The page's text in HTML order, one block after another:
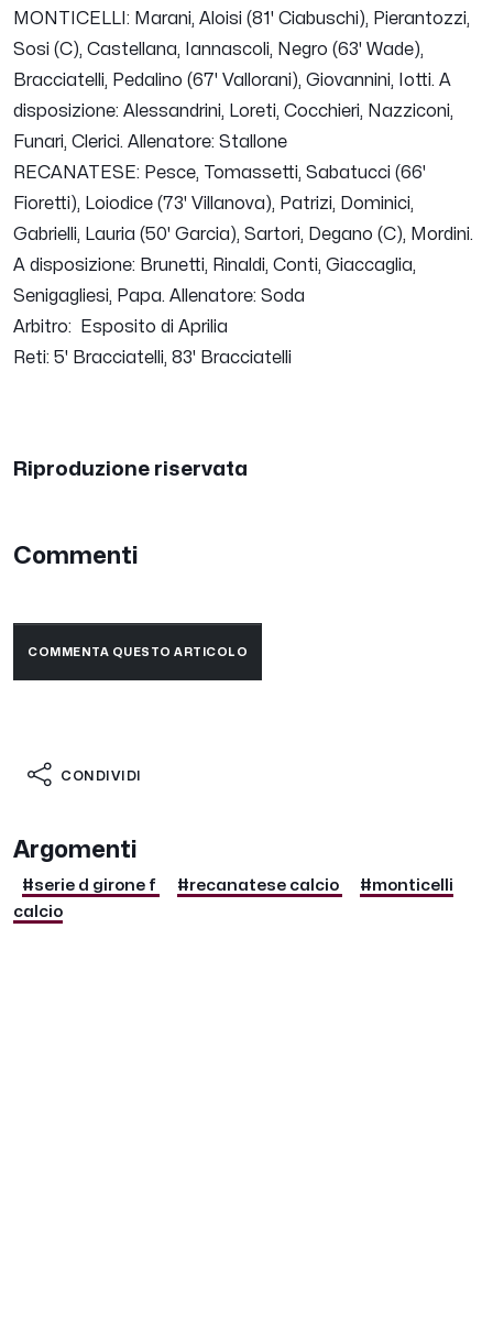
MONTICELLI: Marani, Aloisi (81' Ciabuschi), Pierantozzi,
Sosi (C), Castellana, Iannascoli, Negro (63' Wade),
Bracciatelli, Pedalino (67' Vallorani), Giovannini, Iotti. A
disposizione: Alessandrini, Loreti, Cocchieri, Nazziconi,
Funari, Clerici. Allenatore: Stallone
RECANATESE: Pesce, Tomassetti, Sabatucci (66'
Fioretti), Loiodice (73' Villanova), Patrizi, Dominici,
Gabrielli, Lauria (50' Garcia), Sartori, Degano (C), Mordini.
A disposizione: Brunetti, Rinaldi, Conti, Giaccaglia,
Senigagliesi, Papa. Allenatore: Soda
Arbitro: Esposito di Aprilia
Reti: 5' Bracciatelli, 83' Bracciatelli
Riproduzione riservata
Commenti
COMMENTA QUESTO ARTICOLO
CONDIVIDI
Argomenti
#serie d girone f #recanatese calcio
#monticelli
calcio